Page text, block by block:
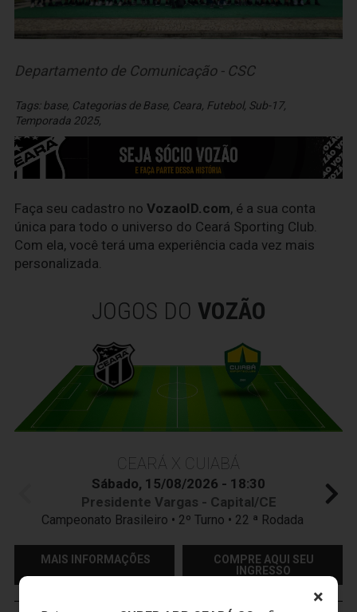
×
Departamento de Comunicação - CSC
Tags:base, Categorias de Base, Ceara Futebol, Sub-17,
Temporada 2025,
Faça seu cadastro no VozaoID.com, é a sua conta
única para todo o universo do Ceará Sporting Club.
Com ela, você terá uma experiência cada vez mais
personalizada.
JOGOS DO VOZÃO
CEARÁ X CUIABÁ
Sábado, 15/08/2026 - 18:30
Presidente Vargas - Capital/CE
Campeonato Brasileiro • 2º Turno • 22 ª Rodada
MAIS INFORMAÇÕES
COMPRE AQUI SEU
INGRESSO